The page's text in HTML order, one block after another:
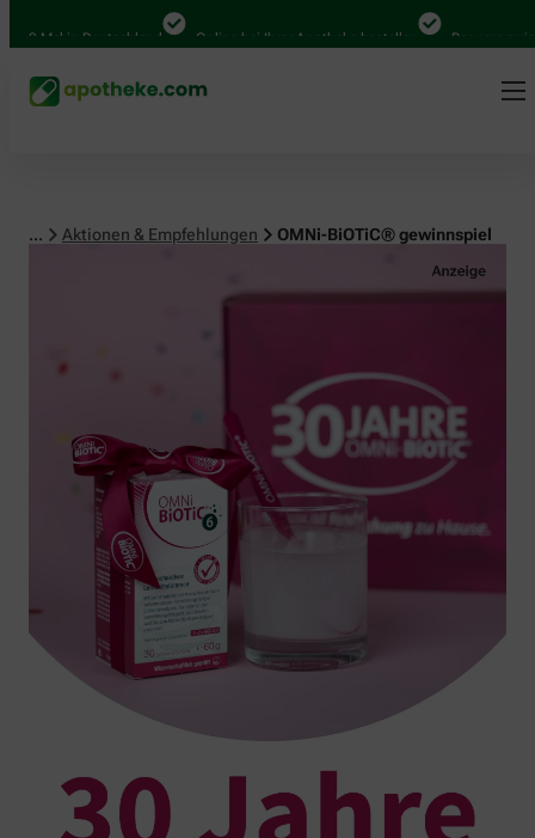
in Deutschland Online bei Ihrer Apotheke bestellen Bequem
... Aktionen & Empfehlungen OMNi-BiOTiC® gewinnspiel